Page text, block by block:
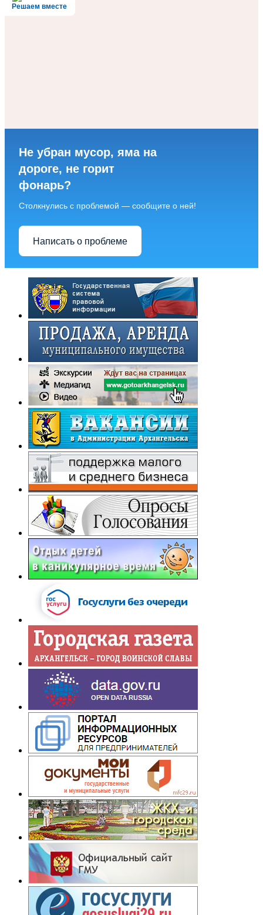
Решаем вместе
Не убран мусор, яма на
дороге, не горит
фонарь?
Столкнулись с проблемой — сообщите о ней!
Написать о проблеме